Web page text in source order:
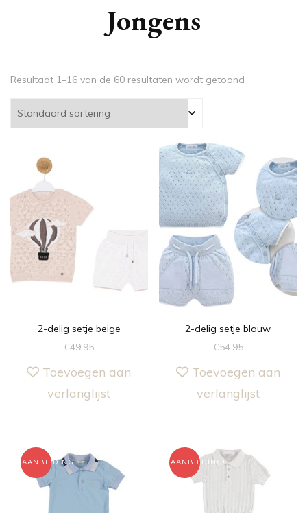
Jongens
Resultaat 1–16 van de 60 resultaten wordt getoond
2-delig setje beige
€49.95
Toevoegen aan
verlanglijst
2-delig setje blauw
€54.95
Toevoegen aan
verlanglijst
AANBIEDING! AANBIEDING!